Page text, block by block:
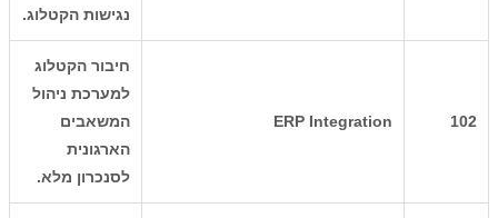
נגישות הקטלוג.
102
ERP Integration
חיבור הקטלוג
למערכת ניהול
המשאבים
הארגונית
לסנכרון מלא.